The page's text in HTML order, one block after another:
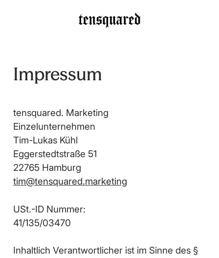
Impressum
tensquared. Marketing
Einzelunternehmen
Tim-Lukas Kühl
Eggerstedtstraße 51
22765 Hamburg
tim@tensquared.marketing
USt.-ID Nummer:
41/135/03470
Inhaltlich Verantwortlicher ist im Sinne des §